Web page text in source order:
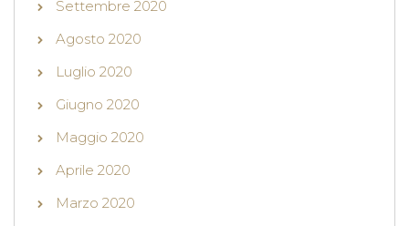
Settembre 2020
Agosto 2020
Luglio 2020
Giugno 2020
Maggio 2020
Aprile 2020
Marzo 2020